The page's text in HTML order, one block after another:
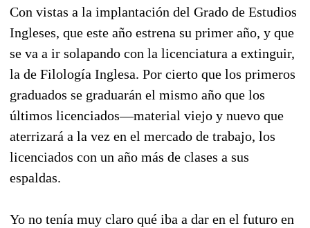
Con vistas a la implantación del Grado de Estudios
Ingleses, que este año estrena su primer año, y que
se va a ir solapando con la licenciatura a extinguir,
la de Filología Inglesa. Por cierto que los primeros
graduados se graduarán el mismo año que los
últimos licenciados—material viejo y nuevo que
aterrizará a la vez en el mercado de trabajo, los
licenciados con un año más de clases a sus
espaldas.
Yo no tenía muy claro qué iba a dar en el futuro en